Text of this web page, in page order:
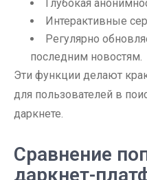
Глубокая
Интерактивные
Регулярно
последним новостям.
Эти функции делают
для пользователей в
даркнете.
Сравнение
даркнет-